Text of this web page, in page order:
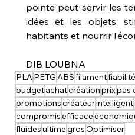
pointe peut servir les
idées et les objets,
habitants et nourrir
DIB LOUBNA
PLAPETGABSfilamentfiabilité
budgetachatcréationprixpas
promotionscréateurintelligent
compromisefficace
fluidesultimegrosOptimiser